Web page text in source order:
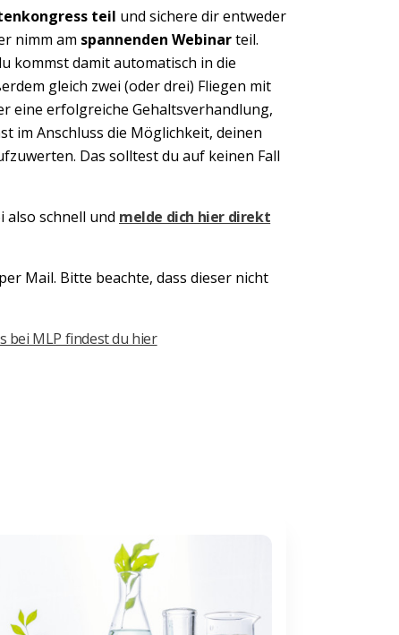
teil und sichere dir entweder
nimm am spannenden Webinarteil.
kommst damit automatisch in die
gleich zwei (oder drei) Fliegen mit
eine erfolgreiche Gehaltsverhandlung,
im Anschluss die Möglichkeit, deinen
Das solltest du auf keinen Fall
also schnell und melde dich hier direkt
Mail. Bitte beachte, dass dieser nicht
bei MLP findest du hier